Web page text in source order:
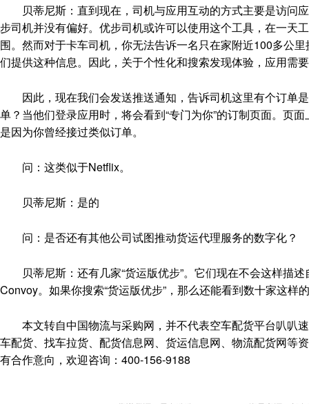
贝蒂尼斯：直到现在，司机与应用互动的方式主要是访问
步司机并没有偏好。优步司机或许可以使用这个工具，在一天
围。然而对于卡车司机，你无法告诉一名只在家附近100多公
们提供这种信息。因此，关于个性化和搜索发现体验，应用需
因此，现在我们会发送推送通知，告诉司机这里有个订单
单？当他们登录应用时，将会看到“专门为你”的订制页面。页
是因为你曾经接过类似订单。
问：这类似于Netflix。
贝蒂尼斯：是的
问：是否还有其他公司试图推动货运代理服务的数字化？
贝蒂尼斯：还有几家“货运版优步”。它们现在不会这样描
Convoy。如果你搜索“货运版优步”，那么还能看到数十家这样
本文转自中国物流与采购网，并不代表空车配货平台叭叭
车配货、找车拉货、配货信息网、货运信息网、物流配货网等
有合作意向，欢迎咨询：400-156-9188